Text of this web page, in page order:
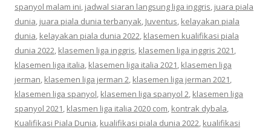
spanyol malam ini, jadwal siaran langsung liga inggris, juara piala
dunia, juara piala dunia terbanyak, Juventus, kelayakan piala
dunia, kelayakan piala dunia 2022, klasemen kualifikasi piala
dunia 2022, klasemen liga inggris, klasemen liga inggris 2021,
klasemen liga italia, klasemen liga italia 2021, klasemen liga
jerman, klasemen liga jerman 2, klasemen liga jerman 2021,
klasemen liga spanyol, klasemen liga spanyol 2, klasemen liga
spanyol 2021, klasmen liga italia 2020 com, kontrak dybala,
Kualifikasi Piala Dunia, kualifikasi piala dunia 2022, kualifikasi